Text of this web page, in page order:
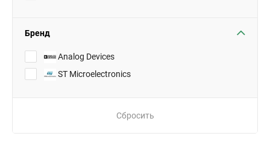
Бренд
Analog Devices
ST Microelectronics
Сбросить